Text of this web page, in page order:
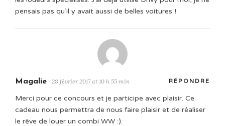
pensais pas qu’il y avait aussi de belles voitures !
Magalie 28 février 2017 at 10 h 55 min RÉPONDRE
Merci pour ce concours et je participe avec plaisir. Ce
cadeau nous permettra de nous faire plaisir et de réaliser
le rêve de louer un combi WW :).